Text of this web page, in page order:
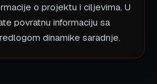
o projektu i ciljevima. U
povratnu informaciju sa
dinamike saradnje.